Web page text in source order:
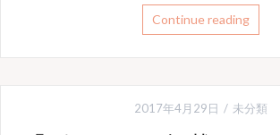
Continue reading
2017年4月29日 未分類